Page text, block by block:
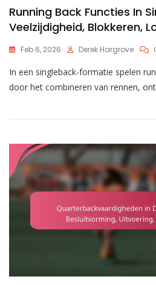
Running Back Functies In
Veelzijdigheid, Blokkeren,
Feb 6, 2026 Derek Hargrove
In een singleback-formatie spelen
door het combineren van rennen,